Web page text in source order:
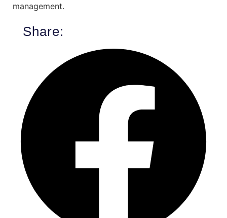
management.
Share: